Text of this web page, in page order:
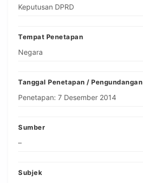
Keputusan DPRD
Tempat Penetapan
Negara
Tanggal Penetapan / Pengundangan
Penetapan: 7 Desember 2014
Sumber
–
Subjek